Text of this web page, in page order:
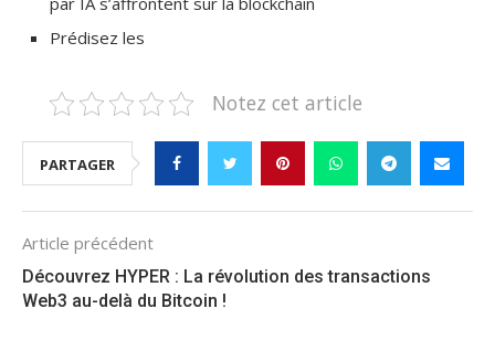
Prédisez les
Notez cet article
PARTAGER
Article précédent
Découvrez HYPER : La révolution des transactions
Web3 au-delà du Bitcoin !